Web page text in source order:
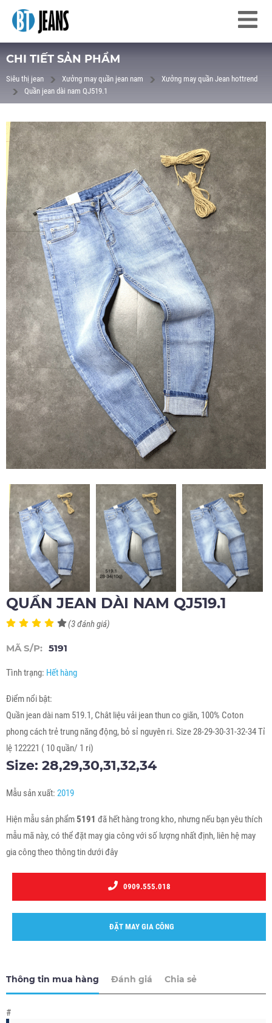
CHI TIẾT SẢN PHẨM
Siêu thị jean Xưởng may quần jean nam
Xưởng may quần Jean hottrend
Quần jean dài nam QJ519.1
QUẦN JEAN DÀI NAM QJ519.1
(3 đánh giá)
MÃ S/P: 5191
Tình trạng: Hết hàng
Điểm nổi bật:
Quần jean dài nam 519.1, Chât liệu vải jean thun co giãn, 100% Coton
phong cách trẻ trung năng động, bỏ sỉ nguyên ri. Size 28-29-30-31-32-34 Tỉ
lệ 122221 ( 10 quần/ 1 ri)
Size: 28,29,30,31,32,34
Mẫu sản xuất: 2019
Hiện mẫu sản phẩm5191 đã hết hàng trong kho, nhưng nếu bạn yêu thích
mẫu mã này, có thể đặt may gia công với số lượng nhất định, liên hệ may
gia công theo thông tin dưới đây
0909.555.018
ĐẶT MAY GIA CÔNG
Thông tin mua hàng Đánh giá Chia sẻ
#